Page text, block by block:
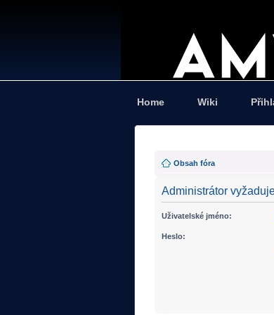
Home Wiki
Obsah fóra
Administrátor
Uživatelské jméno:
Heslo: